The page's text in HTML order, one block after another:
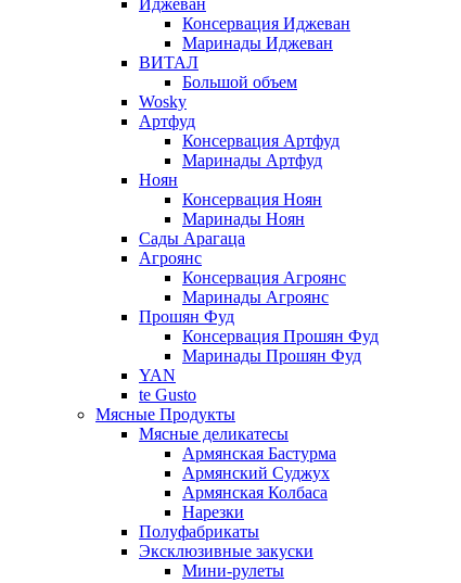
Иджеван
Консервация Иджеван
Маринады Иджеван
ВИТАЛ
Большой объем
Wosky
Артфуд
Консервация Артфуд
Маринады Артфуд
Ноян
Консервация Ноян
Маринады Ноян
Сады Арагаца
Агроянс
Консервация Агроянс
Маринады Агроянс
Прошян Фуд
Консервация Прошян Фуд
Маринады Прошян Фуд
YAN
te Gusto
Мясные Продукты
Мясные деликатесы
Армянская Бастурма
Армянский Суджух
Армянская Колбаса
Нарезки
Полуфабрикаты
Эксклюзивные закуски
Мини-рулеты